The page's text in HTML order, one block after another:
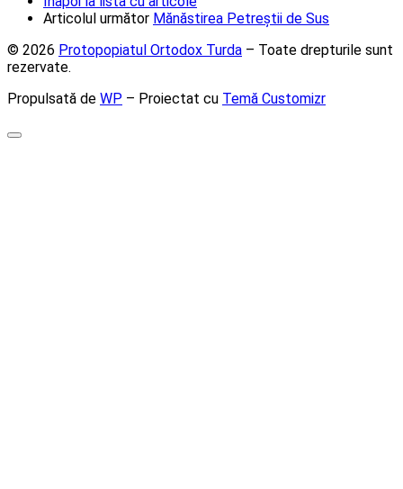
Articolul următor Mănăstirea Petreștii de Sus
© 2026 Protopopiatul Ortodox Turda – Toate drepturile sunt
rezervate.
Propulsată de WP – Proiectat cu Temă Customizr